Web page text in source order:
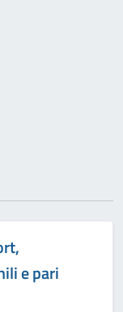
e pari